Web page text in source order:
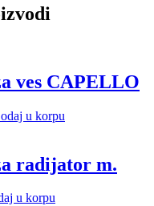
ves CAPELLO
u korpu
radijator m.
u korpu